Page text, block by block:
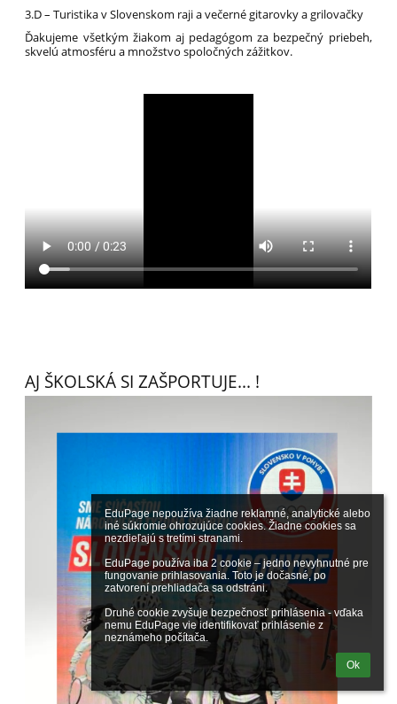
EduPage nepoužíva žiadne reklamné, analytické alebo
iné súkromie ohrozujúce cookies. Žiadne cookies sa
nezdieľajú s tretími stranami.
EduPage používa iba 2 cookie – jedno nevyhnutné pre
fungovanie prihlasovania. Toto je dočasné, po
zatvorení prehliadača sa odstráni.
Druhé cookie zvyšuje bezpečnosť prihlásenia - vďaka
nemu EduPage vie identifikovať prihlásenie z
neznámeho počítača.
Ok
3.D – Turistika v Slovenskom raji a večerné gitarovky a grilovačky
Ďakujeme všetkým žiakom aj pedagógom za bezpečný priebeh,
skvelú atmosféru a množstvo spoločných zážitkov.
AJ ŠKOLSKÁ SI ZAŠPORTUJE... !